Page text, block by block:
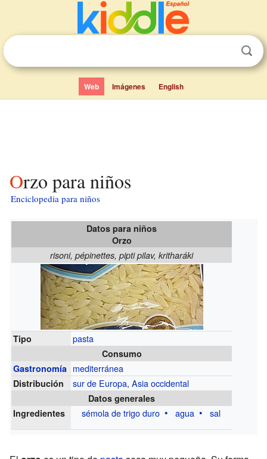
Web Imágenes English
Orzo para niños
Enciclopedia para niños
Datos para niños
Orzo
risoni, pépinettes, pipti pilav, kritharáki
Tipo pasta
Consumo
Gastronomía mediterránea
Distribución sur de Europa,Asia occidental
Datos generales
Ingredientes
sémola de trigo duro agua sal